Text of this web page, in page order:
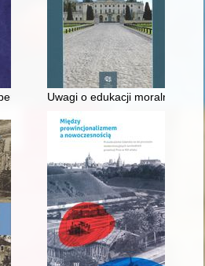
z rodu Ślązaka
Uwagi o edukacji moralnej